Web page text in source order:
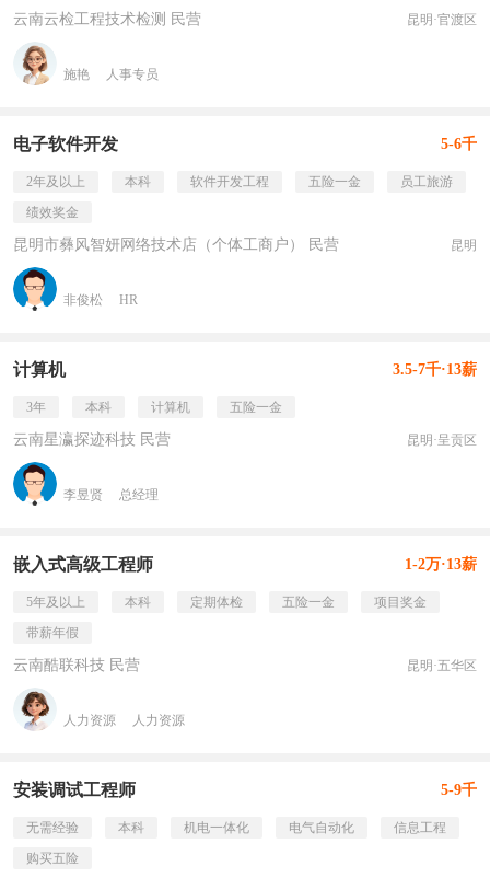
云南云检工程技术检测 民营 昆明·官渡区
施艳 人事专员
电子软件开发 5-6千
2年及以上 本科 软件开发工程 五险一金
员工旅游
绩效奖金
昆明市彝风智妍网络技术店（个体工商户） 民营 昆明
非俊松 HR
计算机 3.5-7千·13薪
3年 本科 计算机 五险一金
云南星瀛探迹科技 民营 昆明·呈贡区
李昱贤 总经理
嵌入式高级工程师 1-2万·13薪
5年及以上 本科 定期体检 五险一金
项目奖金
带薪年假
云南酷联科技 民营 昆明·五华区
人力资源 人力资源
安装调试工程师 5-9千
无需经验 本科 机电一体化 电气自动化
信息工程
购买五险